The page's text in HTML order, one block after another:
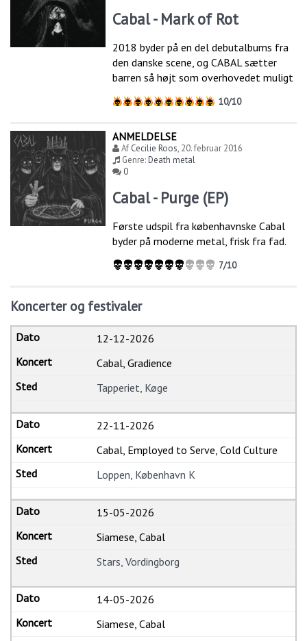
Cabal - Mark of Rot
2018 byder på en del debutalbums fra
den danske scene, og CABAL sætter
barren så højt som overhovedet muligt
10/10
ANMELDELSE
Af Cecilie Roos, 20. februar 2016
Genre:Death metal
0
Cabal - Purge (EP)
Første udspil fra københavnske Cabal
byder på moderne metal, frisk fra fad.
7/10
Koncerter og festivaler
12-12-2026
Cabal, Gradience
Tapperiet, Køge
22-11-2026
Cabal, Employed to Serve, Cold Culture
Loppen, København K
15-05-2026
Siamese, Cabal
Stars, Vordingborg
14-05-2026
Siamese, Cabal